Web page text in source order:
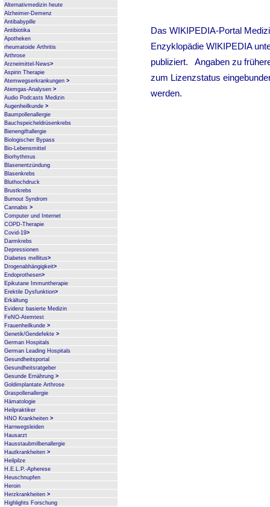
Alternativmedizin heute
Alzheimer-Demenz
Antibabypille
Antibiotika
Apotheken
rheumatoide Arthritis
Arthrose
Arzneimittel-News>
Aspirin Therapie
Atemwegserkrankungen >
Atemgas-Analysen >
Audio Podcasts Medizin
Augenheilkunde >
Baumpollenallergie
Bauchspeicheldrüsenkrebs
Bienengiftallergie
Biologischer Bypass
Bio-Lebensmittel
Biorhythmus
Blasenentzündung
Blasenkrebs
Bluthochdruck
Brustkrebs
Burnout Syndrom
Cannabis >
Computer und Internet
COPD-Therapie
Covid-19>
Darmkrebs
Depressionen
Diabetes mellitus>
Drogenabhängigkeit>
Endoprothesen>
Epikutane Immuntherapie
Erektile Dysfunktion>
Erkältung
Evidenz basierte Medizin
FeNO-Atemtest
Frauenheilkunde >
Genetik/Gendefekte >
German Hospitals
German Leading Hospitals
Gesundheitsportal
Gesundheitsratgeber
Gesunde Ernährung >
Goldimplantate Arthrose
Graspollenallergie
Hämatologie
Heilpraktiker
HNO Krankheiten >
Harnwegsleiden
Hausarzt
Hausstaubmilbenallergie
Hautkrankheiten >
Heilpilze
H.E.L.P.-Apherese
Heuschnupfen
Heroin
Herzkrankheiten >
Highlights Forschung